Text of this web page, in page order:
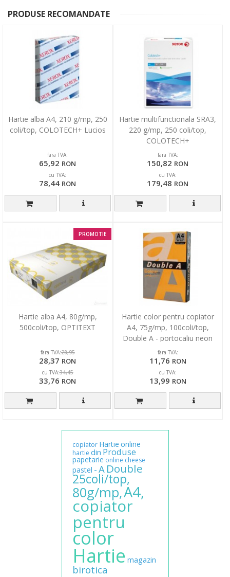
PRODUSE RECOMANDATE
Hartie alba A4, 210 g/mp, 250
coli/top, COLOTECH+ Lucios
fara TVA:
65,92 RON
cu TVA:
78,44 RON
Hartie multifunctionala SRA3,
220 g/mp, 250 coli/top,
COLOTECH+
fara TVA:
150,82 RON
cu TVA:
179,48 RON
PROMOTIE
Hartie alba A4, 80g/mp,
500coli/top, OPTITEXT
fara TVA:28,95
28,37 RON
cu TVA:34,45
33,76 RON
Hartie color pentru copiator
A4, 75g/mp, 100coli/top,
Double A - portocaliu neon
fara TVA:
11,76 RON
cu TVA:
13,99 RON
copiator Hartie online
hartie din Produse
papetarie online cheese
pastel -A Double
25coli/top,
80g/mp,A4,
copiator
pentru
color
Hartie magazin
birotica